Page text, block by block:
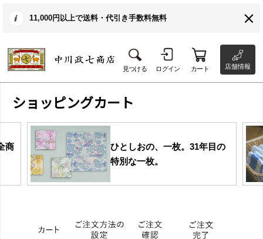
11,000円以上で送料・代引き手数料無料
見つける ログイン カート 店舗情報
ショッピングカート
商
ひとしおの、一枚。31年目の
特別な一枚。